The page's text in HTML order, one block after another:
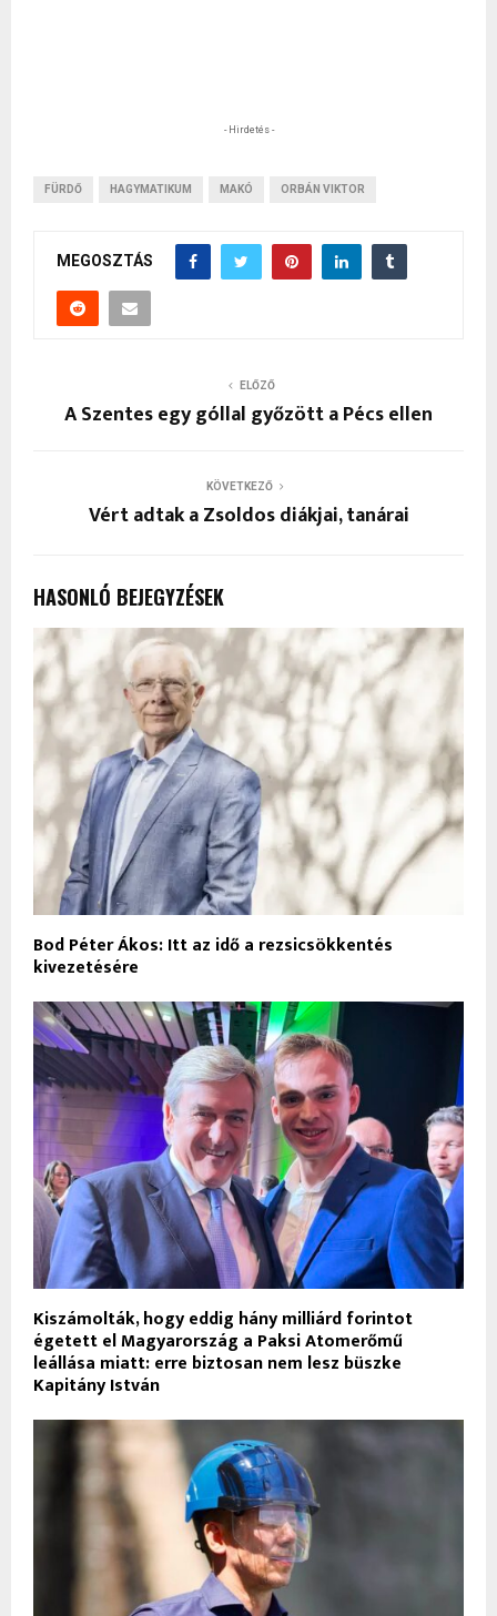
- Hirdetés -
FÜRDŐ HAGYMATIKUM MAKÓ ORBÁN VIKTOR
MEGOSZTÁS
ELŐZŐ
A Szentes egy góllal győzött a Pécs ellen
KÖVETKEZŐ
Vért adtak a Zsoldos diákjai, tanárai
HASONLÓ BEJEGYZÉSEK
Bod Péter Ákos: Itt az idő a rezsicsökkentés
kivezetésére
Kiszámolták, hogy eddig hány milliárd forintot
égetett el Magyarország a Paksi Atomerőmű
leállása miatt: erre biztosan nem lesz büszke
Kapitány István